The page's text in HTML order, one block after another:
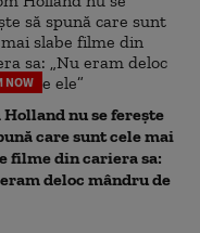
NOW
Holland nu se ferește
care sunt cele mai
filme din cariera sa:
deloc mândru de